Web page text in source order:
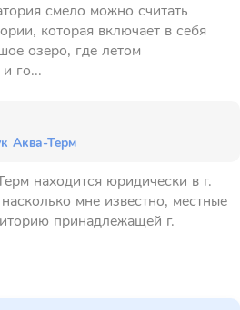
смело можно считать
которая включает в себя
озеро, где летом
го...
Аква-Терм
находится юридически в г.
мне известно, местные
принадлежащей г.